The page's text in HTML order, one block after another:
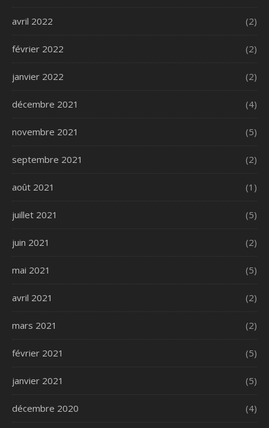
avril 2022 (2)
février 2022 (2)
janvier 2022 (2)
décembre 2021 (4)
novembre 2021 (5)
septembre 2021 (2)
août 2021 (1)
juillet 2021 (5)
juin 2021 (2)
mai 2021 (5)
avril 2021 (2)
mars 2021 (2)
février 2021 (5)
janvier 2021 (5)
décembre 2020 (4)